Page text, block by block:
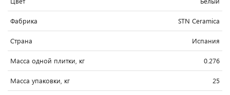
Фабрика STN Ceramica
Страна Испания
Масса одной плитки, кг 0.276
Масса упаковки, кг 25